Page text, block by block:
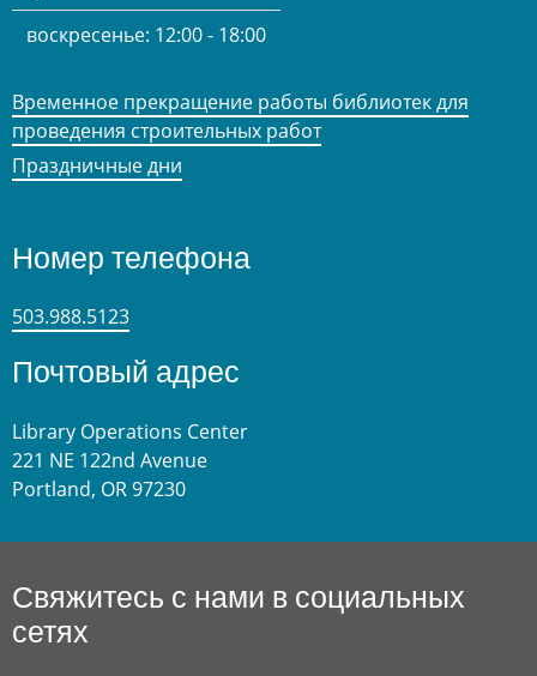
воскресенье: 12:00 - 18:00
Временное прекращение работы библиотек для
проведения строительных работ
Праздничные дни
Номер телефона
503.988.5123
Почтовый адрес
Library Operations Center
221 NE 122nd Avenue
Portland, OR 97230
Свяжитесь с нами в социальных
сетях